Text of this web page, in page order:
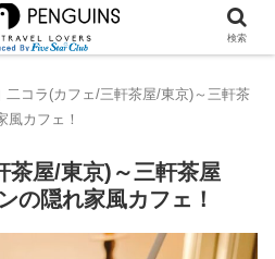
二コラ(カフェ/三軒茶屋/東京)～三軒茶
風カフェ！
茶屋/東京)～三軒茶屋
の隠れ家風カフェ！
検索